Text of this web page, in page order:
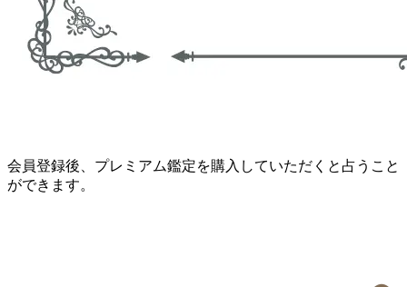
会員登録後、プレミアム鑑定を購入していただくと占うこと
ができます。